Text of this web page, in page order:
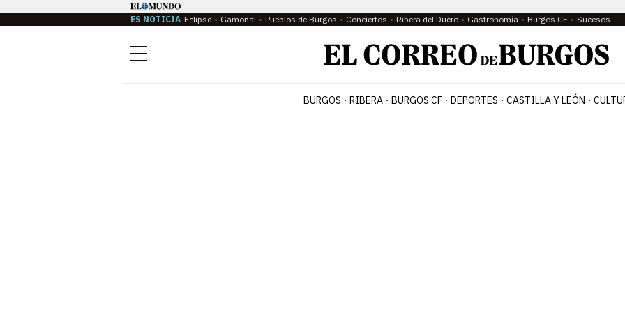
ES NOTICIA Eclipse Gamonal Pueblos de Burgos Conciertos Ribera del Duero Gastronomía Burgos CF Sucesos
Menú
BURGOS RIBERA BURGOS CF DEPORTES CASTILLA Y LEÓN